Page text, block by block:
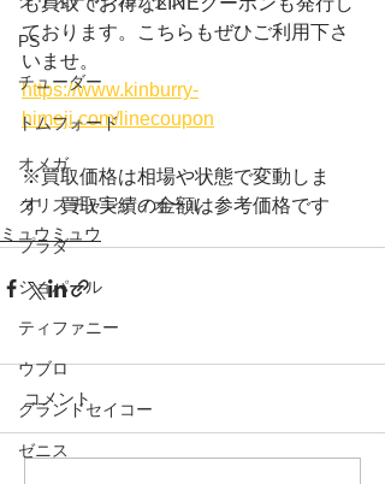
PS
チューダー
トムフォード
オメガ
クリスチャンディオール
プラダ
ショパール
ティファニー
ウブロ
グランドセイコー
ゼニス
ております。こちらもぜひご利用下さ
いませ。
https://www.kinburry-
himeji.com/linecoupon
※買取価格は相場や状態で変動しま
す　買取実績の金額は参考価格です
ミュウミュウ
コメント